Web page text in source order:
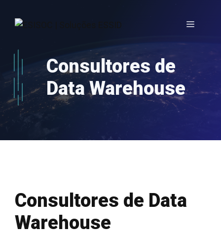
para
Menu
Consultores de
Data Warehouse
Consultores de Data
Warehouse